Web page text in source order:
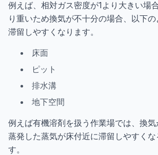
例えば、相対ガス密度が1より大きい場
り重いため換気が不十分の場合、以下
滞留しやすくなります。
床面
ピット
排水溝
地下空間
例えば有機溶剤を扱う作業場では、換気
蒸発した蒸気が床付近に滞留しやすくな
す。